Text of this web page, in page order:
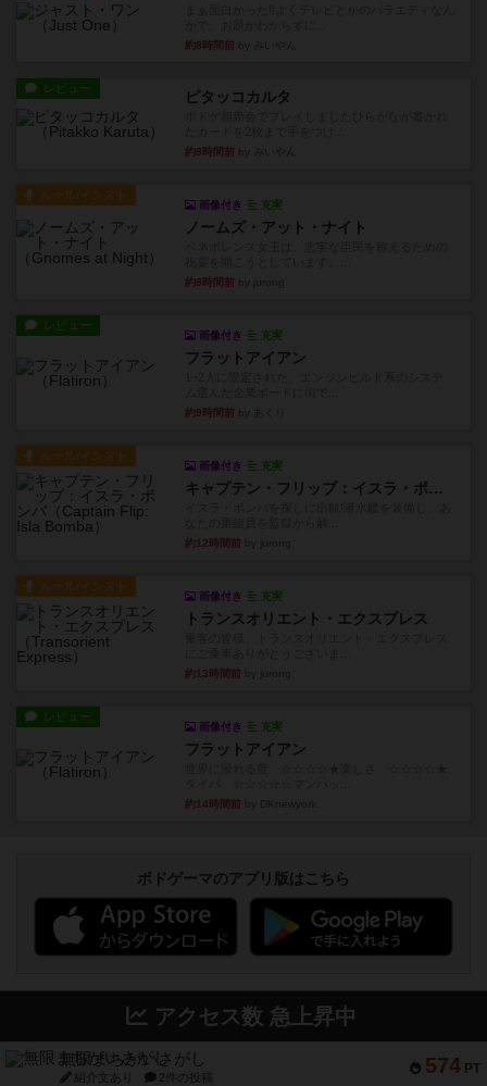
約8時間前
レビュー ピタッコカルタ
約8時間前
ルール/インスト
画像付き 充実
ノームズ・アット・ナイト
約8時間前
レビュー
画像付き 充実
フラットアイアン
約9時間前
ルール/インスト
画像付き 充実
キャプテン・フリップ：イスラ・ボンバ
約12時間前
ルール/インスト
画像付き 充実
トランスオリエント・エクスプレス
約13時間前
レビュー
画像付き 充実
フラットアイアン
約14時間前
ボドゲーマのアプリ版はこちら
アクセス数 急上昇中
574 PT
無限まちがいさがし
紹介文あり 2件の投稿